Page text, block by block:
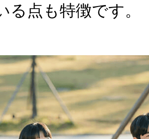
る点も特徴です。